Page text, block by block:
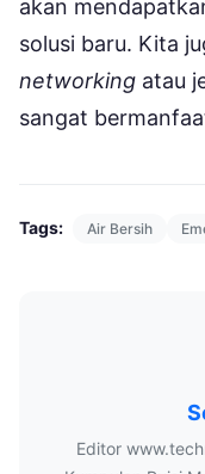
akan
solusi baru. Kita
networking atau
sangat
Tags: Air Bersih
Editor